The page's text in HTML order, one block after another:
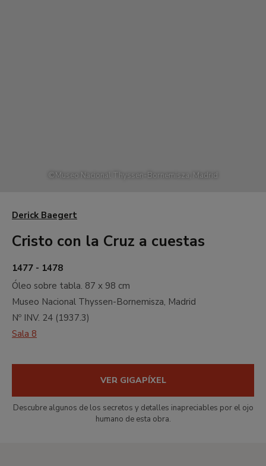
©Museo Nacional Thyssen-Bornemisza, Madrid
Derick Baegert
Cristo con la Cruz a cuestas
1477 - 1478
Óleo sobre tabla. 87 x 98 cm
Museo Nacional Thyssen-Bornemisza, Madrid
Nº INV. 24 (1937.3)
Sala 8
VER GIGAPÍXEL
Descubre algunos de los secretos y detalles inapreciables por el ojo
humano de esta obra.